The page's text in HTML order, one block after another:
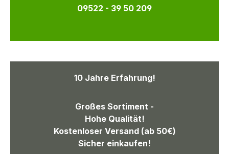
09522 - 39 50 209
10 Jahre Erfahrung!
Großes Sortiment -
Hohe Qualität!
Kostenloser Versand (ab 50€)
Sicher einkaufen!